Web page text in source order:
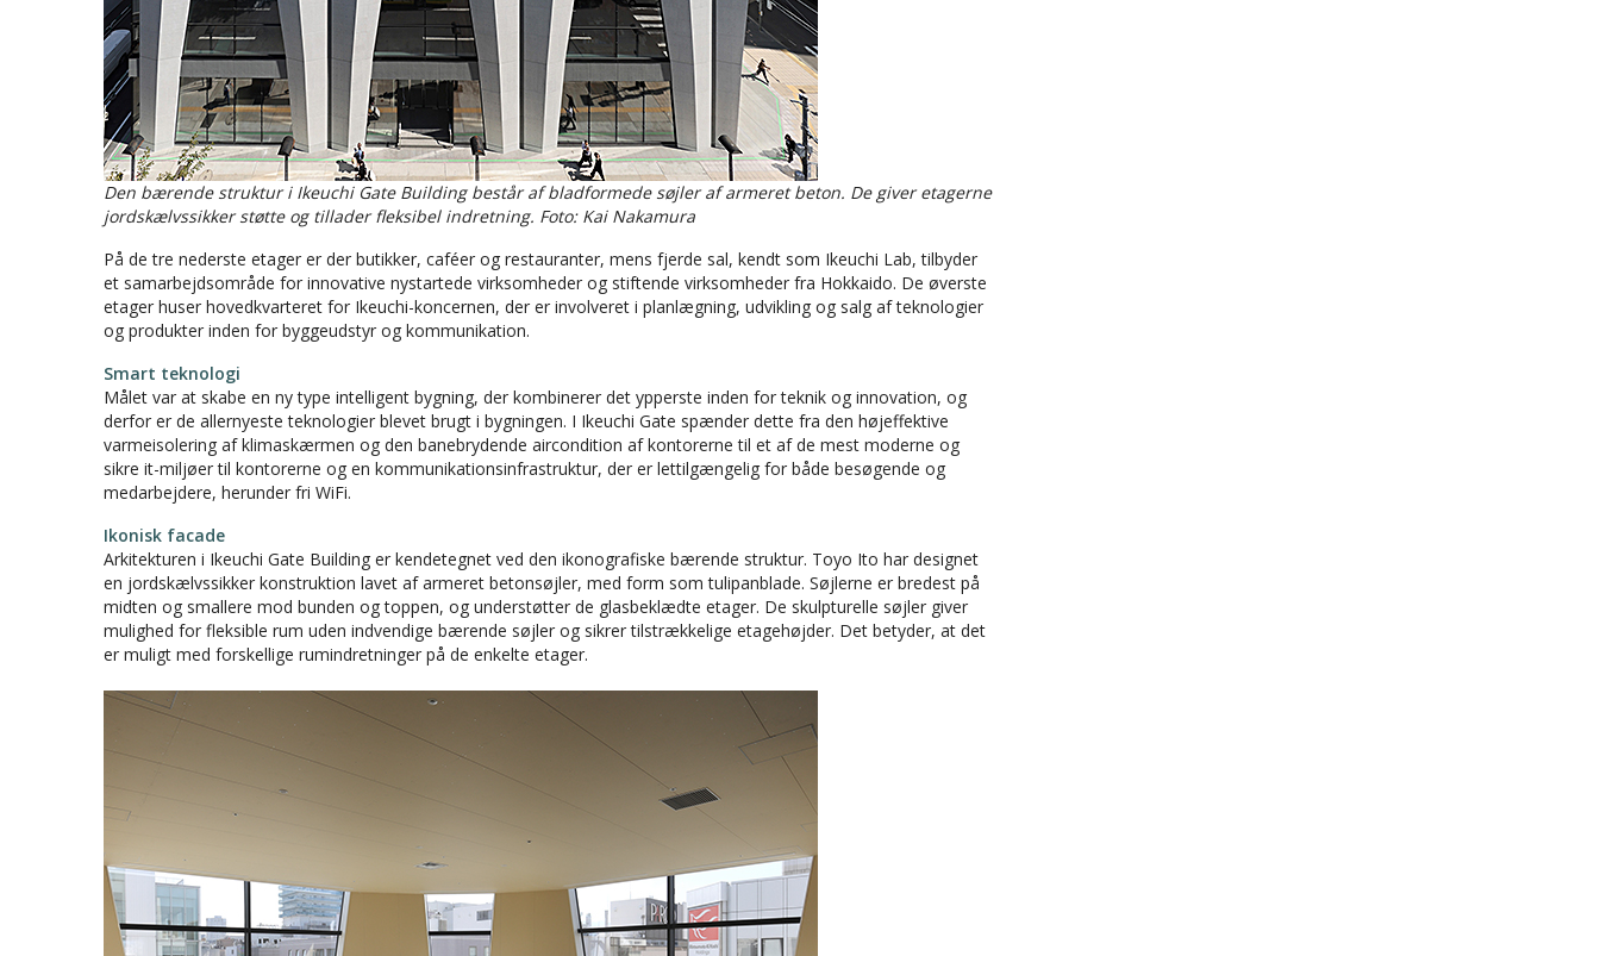
Den bærende struktur i Ikeuchi Gate Building består af ​​bladformede søjler af armeret beton. De giver etagerne
jordskælvssikker støtte og tillader fleksibel indretning. Foto: Kai Nakamura
På de tre nederste etager er der butikker, caféer og restauranter, mens fjerde sal, kendt som Ikeuchi Lab, tilbyder
et samarbejdsområde for innovative nystartede virksomheder og stiftende virksomheder fra Hokkaido. De øverste
etager huser hovedkvarteret for Ikeuchi-koncernen, der er involveret i planlægning, udvikling og salg af teknologier
og produkter inden for byggeudstyr og kommunikation.
Smart teknologi
Målet var at skabe en ny type intelligent bygning, der kombinerer det ypperste inden for teknik og innovation, og
derfor er de allernyeste teknologier blevet brugt i bygningen. I Ikeuchi Gate spænder dette fra den højeffektive
varmeisolering af klimaskærmen og den banebrydende aircondition af kontorerne til et af de mest moderne og
sikre it-miljøer til kontorerne og en kommunikationsinfrastruktur, der er lettilgængelig for både besøgende og
medarbejdere, herunder fri WiFi.
Ikonisk facade
Arkitekturen i Ikeuchi Gate Building er kendetegnet ved den ikonografiske bærende struktur. Toyo Ito har designet
en jordskælvssikker konstruktion lavet af armeret betonsøjler, med form som tulipanblade. Søjlerne er bredest på
midten og smallere mod bunden og toppen, og understøtter de glasbeklædte etager. De skulpturelle søjler giver
mulighed for fleksible rum uden indvendige bærende søjler og sikrer tilstrækkelige etagehøjder. Det betyder, at det
er muligt med forskellige rumindretninger på de enkelte etager.